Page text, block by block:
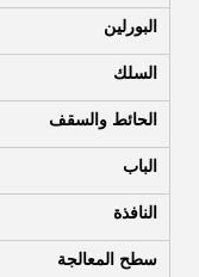
البورلين
السلك
الحائط والسقف
الباب
النافذة
سطح المعالجة